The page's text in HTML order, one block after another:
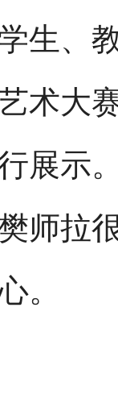
生、
术大
展示
师拉
。